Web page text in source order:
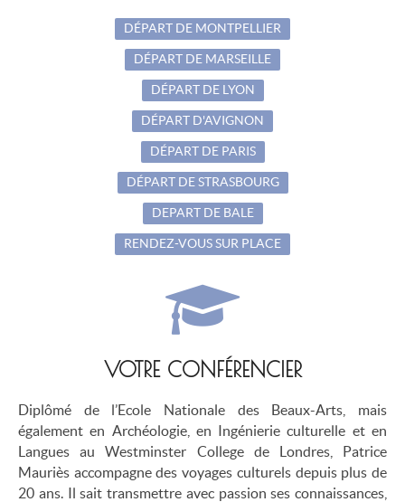
DÉPART DE MONTPELLIER
DÉPART DE MARSEILLE
DÉPART DE LYON
DÉPART D'AVIGNON
DÉPART DE PARIS
DÉPART DE STRASBOURG
DEPART DE BALE
RENDEZ-VOUS SUR PLACE
VOTRE CONFÉRENCIER
Diplômé de l’Ecole Nationale des Beaux-Arts, mais
également en Archéologie, en Ingénierie culturelle et en
Langues au Westminster College de Londres, Patrice
Mauriès accompagne des voyages culturels depuis plus de
20 ans. Il sait transmettre avec passion ses connaissances,